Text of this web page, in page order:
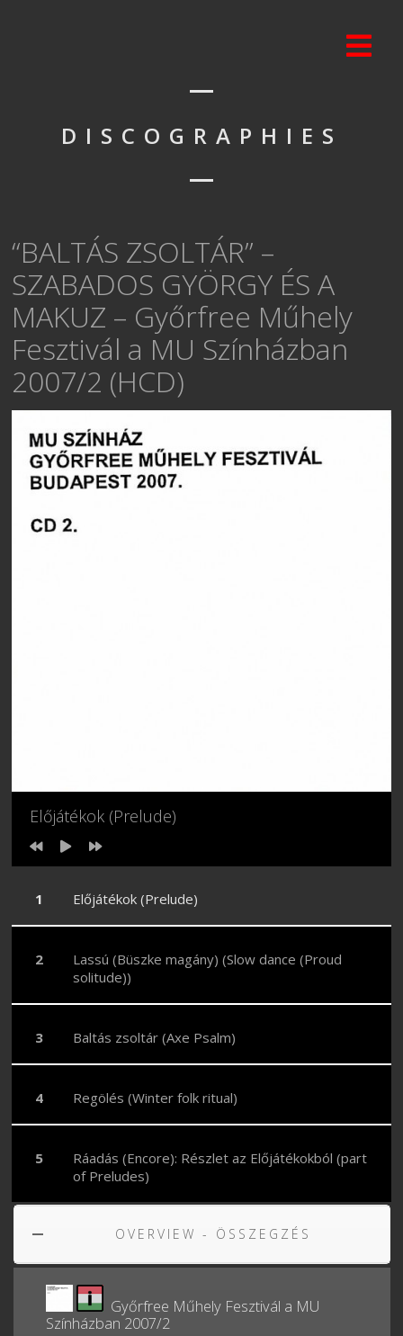
DISCOGRAPHIES
“BALTÁS ZSOLTÁR” –
SZABADOS GYÖRGY ÉS A
MAKUZ – Győrfree Műhely
Fesztivál a MU Színházban
2007/2 (HCD)
Előjátékok (Prelude)
Előjátékok (Prelude)
Lassú (Büszke magány) (Slow dance (Proud
solitude))
Baltás zsoltár (Axe Psalm)
Regölés (Winter folk ritual)
Ráadás (Encore): Részlet az Előjátékokból (part
of Preludes)
OVERVIEW - ÖSSZEGZÉS
Győrfree Műhely Fesztivál a MU
Színházban 2007/2